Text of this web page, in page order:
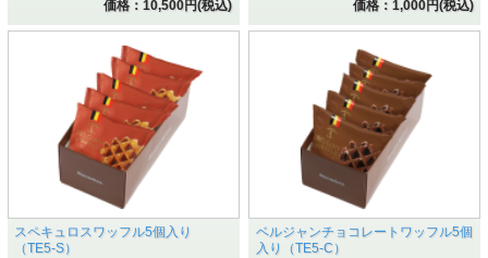
価格：10,500円(税込)
価格：1,000円(税込)
スペキュロスワッフル5個入り
（TE5-S）
ベルジャンチョコレートワッフル5個
入り（TE5-C）